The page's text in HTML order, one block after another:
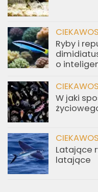
Ryby i
o
W jaki
Latające
latające